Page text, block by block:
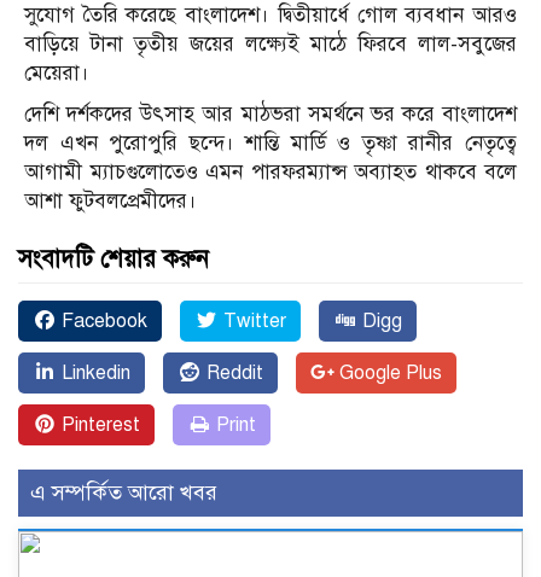
সুযোগ তৈরি করেছে বাংলাদেশ। দ্বিতীয়ার্ধে গোল ব্যবধান আরও
বাড়িয়ে টানা তৃতীয় জয়ের লক্ষ্যেই মাঠে ফিরবে লাল-সবুজের
মেয়েরা।
দেশি দর্শকদের উৎসাহ আর মাঠভরা সমর্থনে ভর করে বাংলাদেশ
দল এখন পুরোপুরি ছন্দে। শান্তি মার্ডি ও তৃষ্ণা রানীর নেতৃত্বে
আগামী ম্যাচগুলোতেও এমন পারফরম্যান্স অব্যাহত থাকবে বলে
আশা ফুটবলপ্রেমীদের।
সংবাদটি শেয়ার করুন
Facebook Twitter Digg
Linkedin Reddit Google Plus
Pinterest Print
এ সম্পর্কিত আরো খবর